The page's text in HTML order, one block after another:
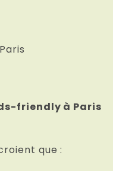
friendly à Paris
que :